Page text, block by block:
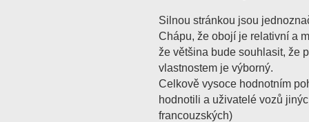
Silnou stránkou jsou
Chápu, že obojí je relativní a
že většina bude souhlasit, že
vlastnostem je výborný.
Celkově vysoce hodnotním
hodnotili a uživatelé vozů
francouzských)